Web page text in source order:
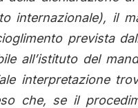
internazionale), il
prevista
all’istituto del
interpretazione
che, se il